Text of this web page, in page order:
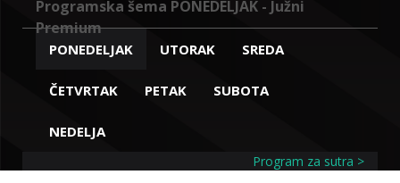
Programska šema PONEDELJAK - Južni
Premium
PONEDELJAK UTORAK SREDA
ČETVRTAK PETAK SUBOTA
NEDELJA
Program za sutra >